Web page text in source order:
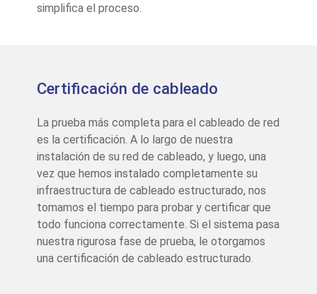
simplifica el proceso.
Certificación de cableado
La prueba más completa para el cableado de red
es la certificación. A lo largo de nuestra
instalación de su red de cableado, y luego, una
vez que hemos instalado completamente su
infraestructura de cableado estructurado, nos
tomamos el tiempo para probar y certificar que
todo funciona correctamente. Si el sistema pasa
nuestra rigurosa fase de prueba, le otorgamos
una certificación de cableado estructurado.